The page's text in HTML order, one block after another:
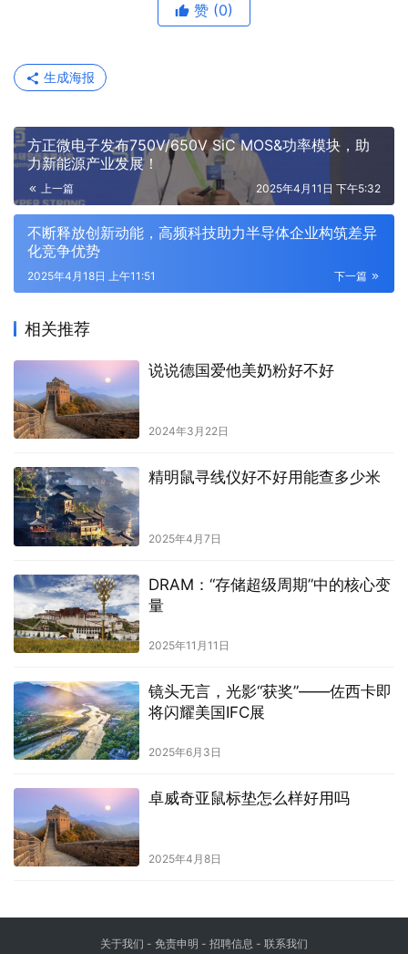
赞 (0)
生成海报
方正微电子发布750V/650V SiC MOS&功率模块，助
力新能源产业发展！
上一篇 2025年4月11日 下午5:32
不断释放创新动能，高频科技助力半导体企业构筑差异
化竞争优势
下一篇
2025年4月18日 上午11:51
相关推荐
说说德国爱他美奶粉好不好
2024年3月22日
精明鼠寻线仪好不好用能查多少米
2025年4月7日
DRAM：“存储超级周期”中的核心变
量
2025年11月11日
镜头无言，光影“获奖”——佐西卡即
将闪耀美国IFC展
2025年6月3日
卓威奇亚鼠标垫怎么样好用吗
2025年4月8日
关于我们 - 免责申明 - 招聘信息 - 联系我们